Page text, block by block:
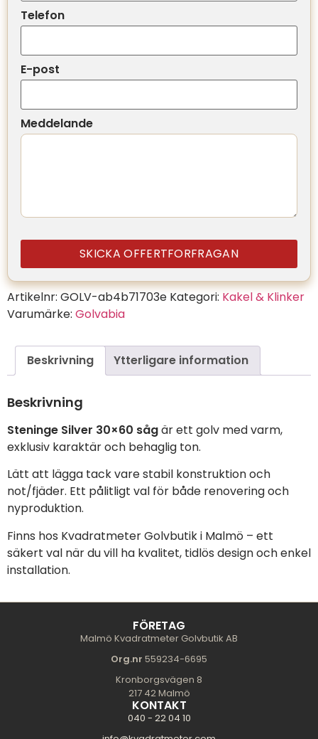
Telefon
E-post
Meddelande
SKICKA OFFERTFORFRAGAN
Artikelnr: GOLV-ab4b71703e Kategori: Kakel & Klinker
Varumärke: Golvabia
Beskrivning Ytterligare information
Beskrivning
Steninge Silver 30×60 sågär ett golv med varm,
exklusiv karaktär och behaglig ton.
Lätt att lägga tack vare stabil konstruktion och
not/fjäder. Ett pålitligt val för både renovering och
nyproduktion.
Finns hos Kvadratmeter Golvbutik i Malmö – ett
säkert val när du vill ha kvalitet, tidlös design och enkel
installation.
FÖRETAG
Malmö Kvadratmeter Golvbutik AB
Org.nr 559234-6695
Kronborgsvägen 8
217 42 Malmö
KONTAKT
040 - 22 04 10